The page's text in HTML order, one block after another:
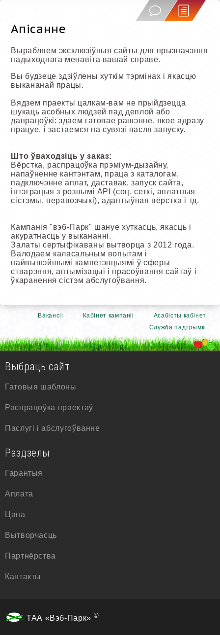
Апісанне
Вырабляем эксклюзіўныя сайты для прызначэння
падыходнага менавіта вашай справе.
Вы будзеце здзіўлены хуткім тэрмінах і якасцю
выкананай працы.
Вядзем праекты цалкам-вам не прыйдзецца
шукаць асобных людзей пад деплой або
дапрацоўкі: здаем гатовае рашэнне, якое адразу
працуе, і застаемся на сувязі пасля запуску.
Што ўваходзіць у заказ:
Вёрстка, распрацоўка прэміум-дызайну,
напаўненне кантэнтам, праца з каталогам,
падключэнне аплат, даставак, запуск сайта,
інтэграцыя з рознымі API (соц. сеткі, аплатныя
сістэмы, перавозчыкі), адаптыўная вёрстка і тд.
Кампанія "вэб-Парк" шануе хуткасць, якасць і
акуратнасць у выкананні.
Залаты сертыфікаваны вытворца з 2012 года.
Валодаем каласальным вопытам і
найвышэйшымі кампетэнцыямі ў сферы
стварэння, аптымізацыі і прасоўвання сайтаў і
ўкаранення сістэм абслугоўвання.
Вакансіі Кабінет кампаніі
Асабісты кабінет
Служба падтрымкі
Выбраць сайт
Гатовыя шаблоны
Распрацоўка праектаў
Паслугі і абслугоўванне
Раздзелы
Гарантыя
Аплата
Цана
Вытворчасць
Партнёрства
Кантакты
ТАА «Вэб-Парк» ©